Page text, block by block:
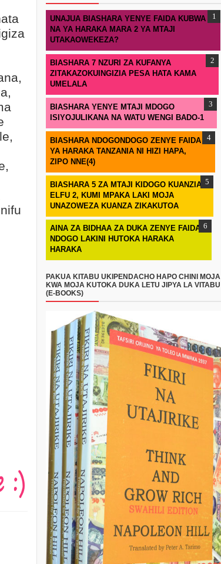
UNAJUA BIASHARA YENYE FAIDA KUBWA
NA YA HARAKA MARA 2 YA MTAJI
UTAKAOWEKEZA?
BIASHARA 7 NZURI ZA KUFANYA
ZITAKAZOKUINGIZIA PESA HATA KAMA
UMELALA
BIASHARA YENYE MTAJI MDOGO
ISIYOJULIKANA NA WATU WENGI BADO-1
BIASHARA NDOGONDOGO ZENYE FAIDA
YA HARAKA TANZANIA NI HIZI HAPA,
ZIPO NNE(4)
BIASHARA 5 ZA MTAJI KIDOGO KUANZIA
ELFU 2, KUMI MPAKA LAKI MOJA
UNAZOWEZA KUANZA ZIKAKUTOA
AINA ZA BIDHAA ZA DUKA ZENYE FAIDA
NDOGO LAKINI HUTOKA HARAKA
HARAKA
PAKUA KITABU UKIPENDACHO HAPO CHINI MOJA
KWA MOJA KUTOKA DUKA LETU JIPYA LA VITABU
(E-BOOKS)